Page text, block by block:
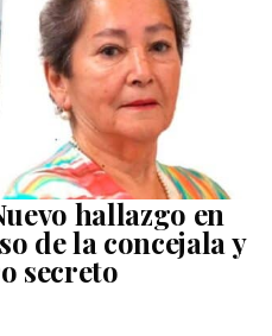
hallazgo en
de la concejala y
secreto